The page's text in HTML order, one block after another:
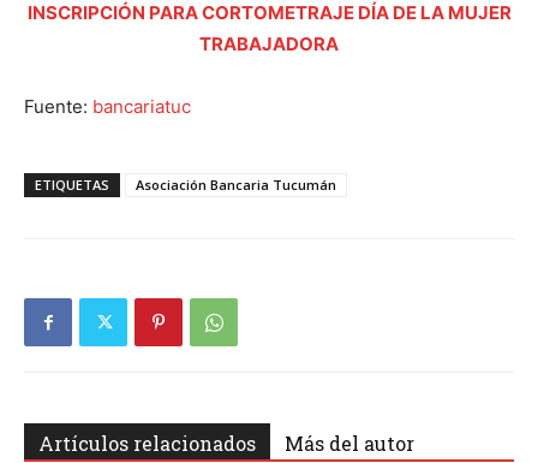
INSCRIPCIÓN PARA CORTOMETRAJE DÍA DE LA MUJER
TRABAJADORA
Fuente: bancariatuc
ETIQUETAS Asociación Bancaria Tucumán
Artículos relacionados Más del autor